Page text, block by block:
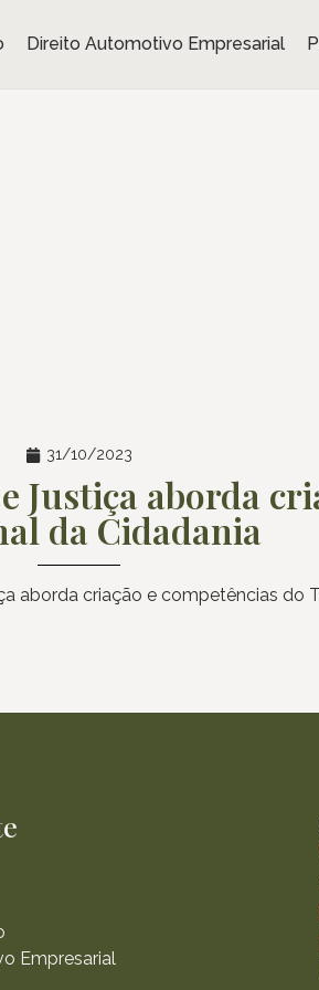
Direito Automotivo Empresarial
31/10/2023
Justiça aborda
da Cidadania
aborda criação e competências do
Empresarial